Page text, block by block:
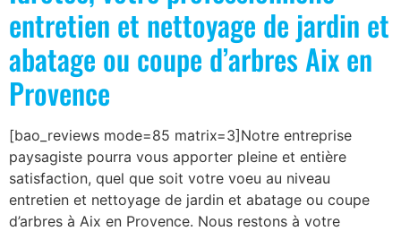
entretien et nettoyage de jardin et
abatage ou coupe d’arbres Aix en
Provence
[bao_reviews mode=85 matrix=3]Notre entreprise
paysagiste pourra vous apporter pleine et entière
satisfaction, quel que soit votre voeu au niveau
entretien et nettoyage de jardin et abatage ou coupe
d’arbres à Aix en Provence. Nous restons à votre